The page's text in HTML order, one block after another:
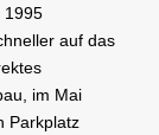
1995
auf das
im Mai
Parkplatz